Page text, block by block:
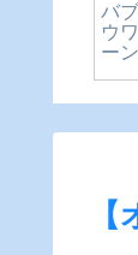
バ
ウ
ー